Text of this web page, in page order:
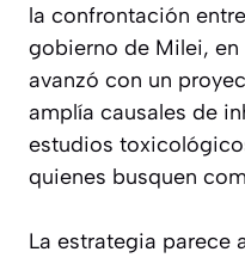
la confrontación
gobierno de Milei,
avanzó con un
amplía causales de
estudios
quienes busquen
La estrategia parece